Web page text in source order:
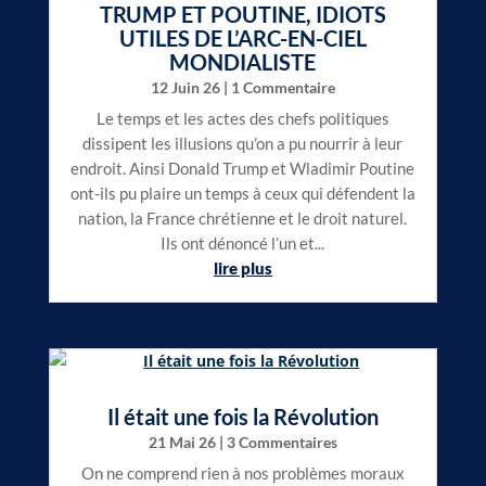
TRUMP ET POUTINE, IDIOTS
UTILES DE L’ARC-EN-CIEL
MONDIALISTE
12 Juin 26| 1 Commentaire
Le temps et les actes des chefs politiques
dissipent les illusions qu’on a pu nourrir à leur
endroit. Ainsi Donald Trump et Wladimir Poutine
ont-ils pu plaire un temps à ceux qui défendent la
nation, la France chrétienne et le droit naturel.
Ils ont dénoncé l’un et...
lire plus
Il était une fois la Révolution
21 Mai 26| 3 Commentaires
On ne comprend rien à nos problèmes moraux